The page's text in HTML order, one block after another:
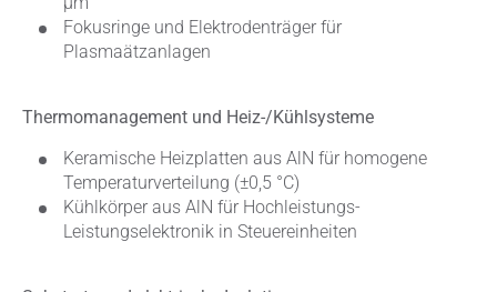
Fokusringe und Elektrodenträger für
Plasmaätzanlagen
Thermomanagement und Heiz-/Kühlsysteme
Keramische Heizplatten aus AlN für homogene
Temperaturverteilung (±0,5 °C)
Kühlkörper aus AlN für Hochleistungs-
Leistungselektronik in Steuereinheiten